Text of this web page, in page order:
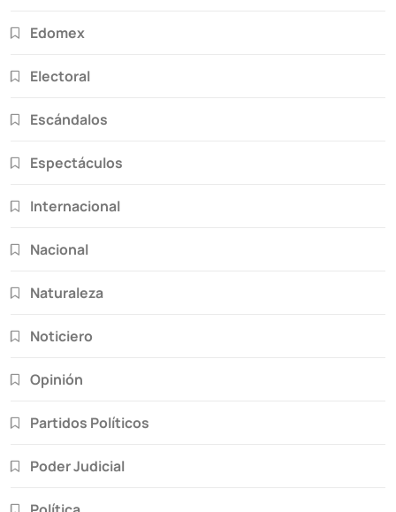
Edomex
Electoral
Escándalos
Espectáculos
Internacional
Nacional
Naturaleza
Noticiero
Opinión
Partidos Políticos
Poder Judicial